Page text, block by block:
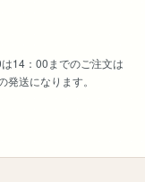
14：00までのご注文は
送になります。